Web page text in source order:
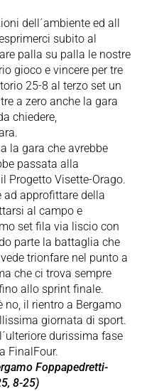
dell´ambiente ed all
subito al
palla su palla le nostre
gioco e vincere per tre
25-8 al terzo set un
a zero anche la gara
chiedere,
la gara che avrebbe
passata alla
Progetto Visette-Orago.
ad approfittare della
al campo e
set fila via liscio con
parte la battaglia che
trionfare nel punto a
che ci trova sempre
allo sprint finale.
no, il rientro a Bergamo
giornata di sport.
durissima fase
FinalFour.
Foppapedretti-
8-25)